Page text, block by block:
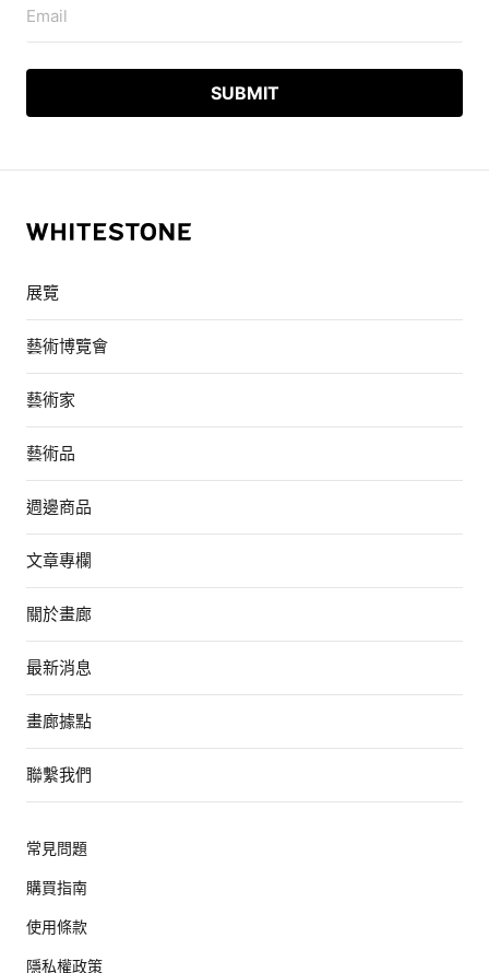
Email
展覽
藝術博覽會
藝術家
藝術品
週邊商品
文章專欄
關於畫廊
最新消息
畫廊據點
聯繫我們
常見問題
購買指南
使用條款
隱私權政策